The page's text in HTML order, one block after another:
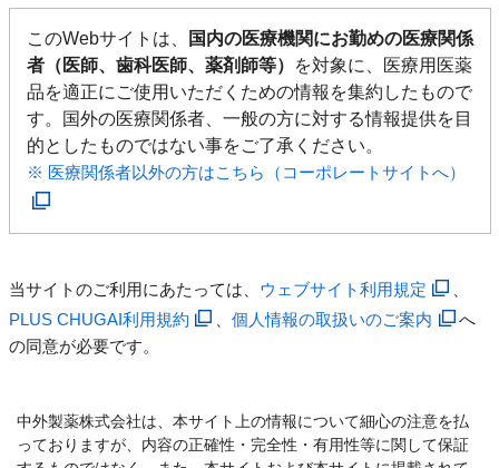
このWebサイトは、
国内の医療機関にお勤めの医療関係
者（医師、歯科医師、薬剤師等）
を対象に、医療用医薬
品を適正にご使用いただくための情報を集約したもので
す。国外の医療関係者、一般の方に対する情報提供を目
的としたものではない事をご了承ください。
※ 医療関係者以外の方はこちら（コーポレートサイトへ）
当サイトのご利用にあたっては、 ウェブサイト利用規定
PLUS CHUGAI利用規約
、個人情報の取扱いのご案内
へ
の同意が必要です。
中外製薬株式会社は、本サイト上の情報について細心の注意を払
っておりますが、内容の正確性・完全性・有用性等に関して保証